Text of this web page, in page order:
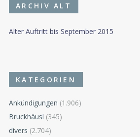
ARCHIV ALT
Alter Auftritt bis September 2015
KATEGORIEN
Ankündigungen (1.906)
Bruckhäusl (345)
divers (2.704)